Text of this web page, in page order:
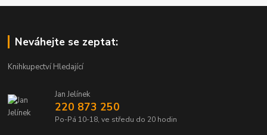
Neváhejte se zeptat:
Knihkupectví Hledající
Jan Jelínek
220 873 250
Po-Pá 10-18, ve středu do 20 hodin